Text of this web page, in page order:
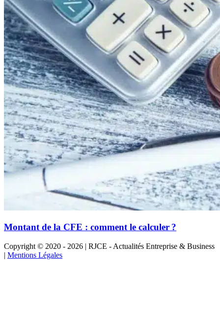
Montant de la CFE : comment le calculer ?
Copyright © 2020 - 2026 | RJCE - Actualités Entreprise & Business
| Mentions Légales